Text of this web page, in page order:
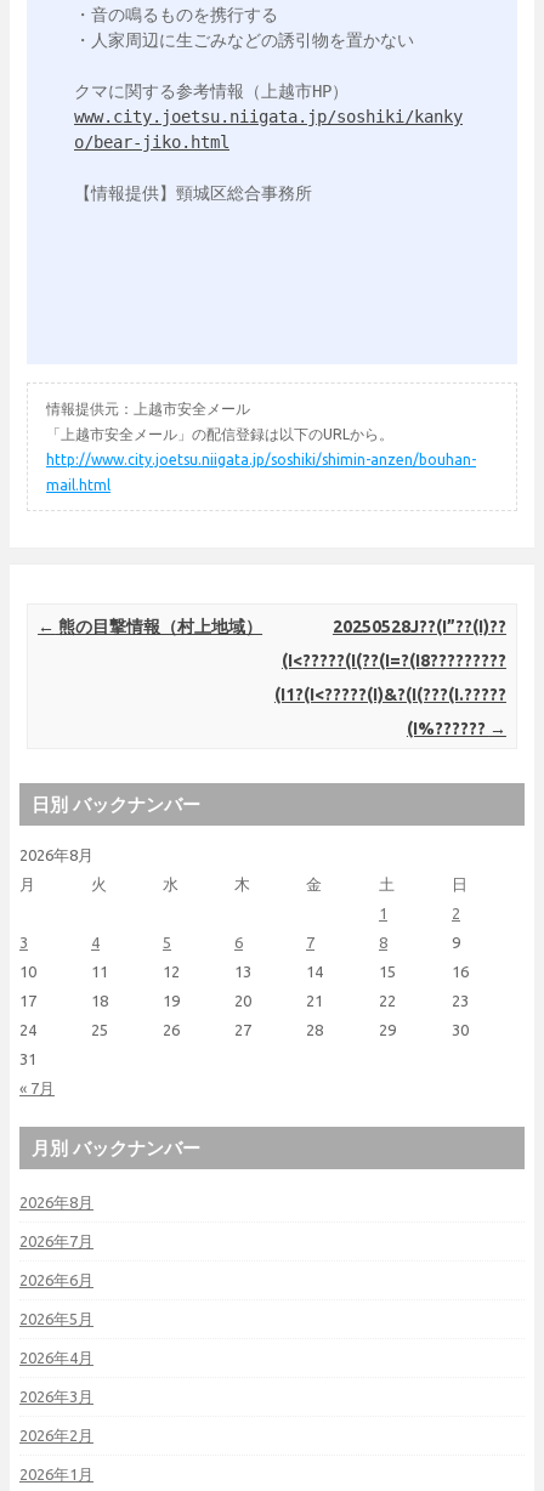
・音の鳴るものを携行する
・人家周辺に生ごみなどの誘引物を置かない
www.city.joetsu.niigata.jp/soshiki/kanky
o/bear-jiko.html
【情報提供】頸城区総合事務所
情報提供元：上越市安全メール
「上越市安全メール」の配信登録は以下のURLから。
http://www.city.joetsu.niigata.jp/soshiki/shimin-anzen/bouhan-
mail.html
Post navigation
← 熊の目撃情報（村上地域）
20250528J??(I”??(I)??
(I<?????(I(??(I=?(I8?????????
(I1?(I<?????(I)&?(I(???(I.?????
(I%?????? →
日別 バックナンバー
2026年8月
月
火 水 木 金 土 日
« 7月
1
2
3
4 5 6 7 8
9
10
11 12 13 14 15
16
17
18 19 20 21 22
23
24
25 26 27 28 29
30
31
月別 バックナンバー
2026年8月
2026年7月
2026年6月
2026年5月
2026年4月
2026年3月
2026年2月
2026年1月